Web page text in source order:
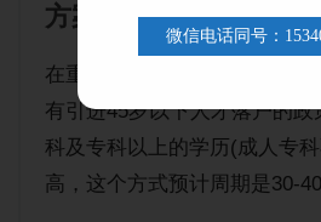
方案一：人才落户
在重庆渝北加州人才市场(老
有引进45岁以下人才落户的
科及专科以上的学历(成人专
高，这个方式预计周期是30-40
微信电话同号：